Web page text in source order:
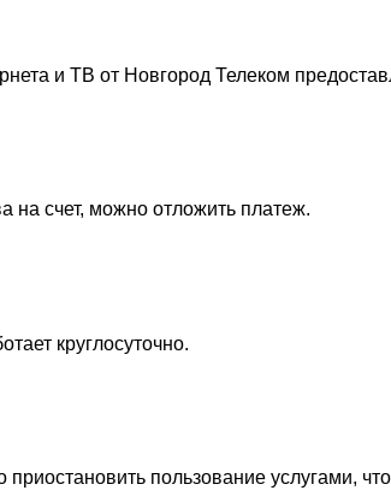
и ТВ от Новгород Телеком
на счет, можно отложить платеж.
круглосуточно.
пользование услугами,